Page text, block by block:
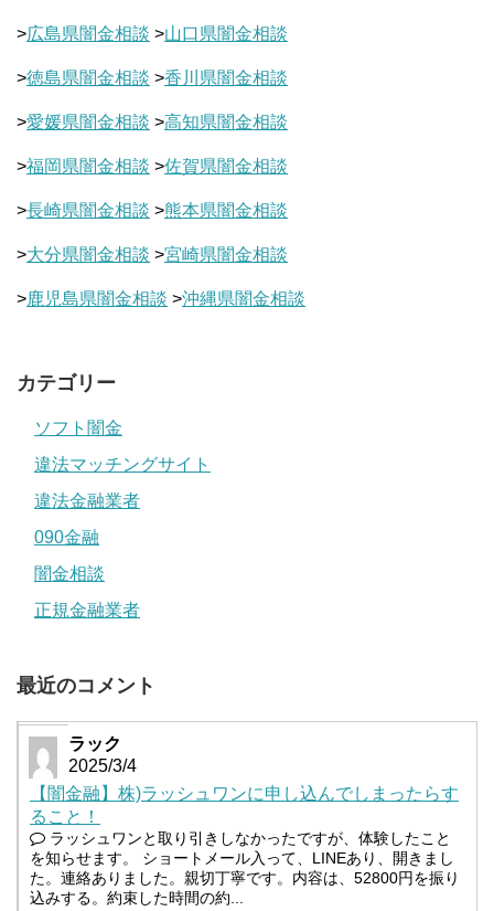
>広島県闇金相談 >山口県闇金相談
>徳島県闇金相談 >香川県闇金相談
>愛媛県闇金相談 >高知県闇金相談
>福岡県闇金相談 >佐賀県闇金相談
>長崎県闇金相談 >熊本県闇金相談
>大分県闇金相談 >宮崎県闇金相談
>鹿児島県闇金相談 >沖縄県闇金相談
カテゴリー
ソフト闇金
違法マッチングサイト
違法金融業者
090金融
闇金相談
正規金融業者
最近のコメント
ラック
2025/3/4
【闇金融】株)ラッシュワンに申し込んでしまったらす
ること！
ラッシュワンと取り引きしなかったですが、体験したこと
を知らせます。 ショートメール入って、LINEあり、開きまし
た。連絡ありました。親切丁寧です。内容は、52800円を振り
込みする。約束した時間の約...